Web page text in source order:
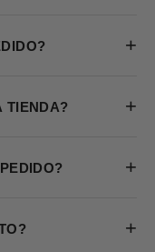
+
TIENDA? +
+
+